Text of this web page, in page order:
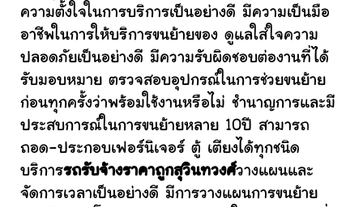
ความตั้งใจในการบริการเป็นอย่างดี มีความเป็นมือ
อาชีพในการให้บริการขนย้ายของ ดูแลใส่ใจความ
ปลอดภัยเป็นอย่างดี มีความรับผิดชอบต่องานที่ได้
รับมอบหมาย ตรวจสอบอุปกรณ์ในการช่วยขนย้าย
ก่อนทุกครั้งว่าพร้อมใช้งานหรือไม่ ชำนาญการและมี
ประสบการณ์ในการขนย้ายหลาย 10ปี สามารถ
ถอด-ประกอบเฟอร์นิเจอร์ ตู้ เตียงได้ทุกชนิด
บริการรถรับจ้างราคาถูกสุวินทวงศ์วางแผนและ
จัดการเวลาเป็นอย่างดี มีการวางแผนการขนย้าย